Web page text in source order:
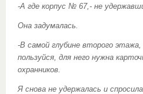
-А где корпус № 67,- не
Она задумалась.
-В самой глубине второго
пользуйся, для него нужна
охранников.
Я снова не удержалась и